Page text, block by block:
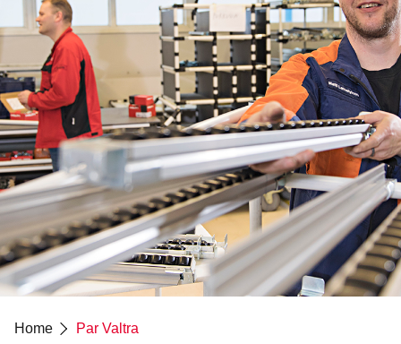
Home Par Valtra